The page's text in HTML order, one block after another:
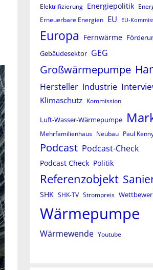
Elektrifizierung Energiepolitik
Erneuerbare Energien EU EU-
Europa Fernwärme
Gebäudesektor GEG
Großwärmepumpe
Hersteller Industrie
Klimaschutz Kommission
Luft-Wasser-Wärmepumpe
Mehrfamilienhaus Neubau Paul
Podcast Podcast-Check
Podcast Check Politik
Referenzobjekt
SHK SHK-TV Strompreis
Wärmepumpe
Wärmewende Youtube